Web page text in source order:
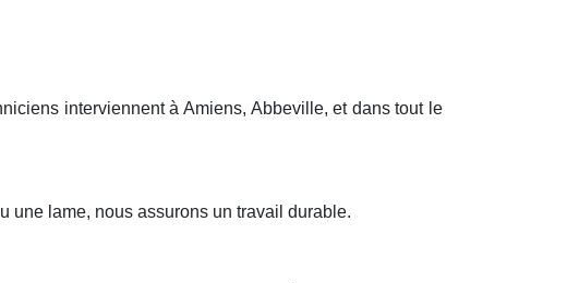
interviennent à Amiens, Abbeville, et dans tout le
une lame, nous assurons un travail durable.